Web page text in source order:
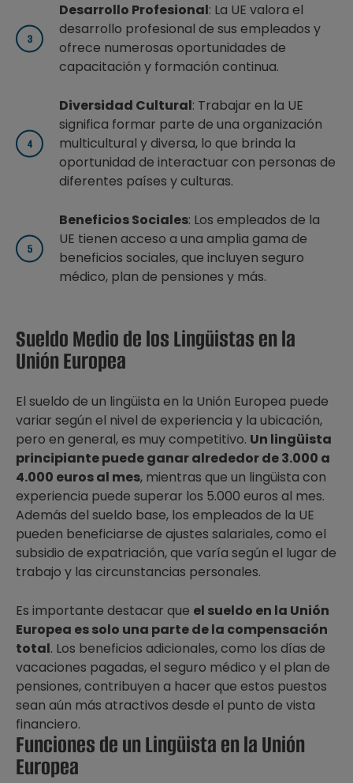
Desarrollo Profesional: La UE valora el
desarrollo profesional de sus empleados y
ofrece numerosas oportunidades de
capacitación y formación continua.
Diversidad Cultural: Trabajar en la UE
significa formar parte de una organización
multicultural y diversa, lo que brinda la
oportunidad de interactuar con personas de
diferentes países y culturas.
Beneficios Sociales: Los empleados de la
UE tienen acceso a una amplia gama de
beneficios sociales, que incluyen seguro
médico, plan de pensiones y más.
Sueldo Medio de los Lingüistas en la
Unión Europea
El sueldo de un lingüista en la Unión Europea puede
variar según el nivel de experiencia y la ubicación,
pero en general, es muy competitivo. Un lingüista
principiante puede ganar alrededor de 3.000 a
4.000 euros al mes, mientras que un lingüista con
experiencia puede superar los 5.000 euros al mes.
Además del sueldo base, los empleados de la UE
pueden beneficiarse de ajustes salariales, como el
subsidio de expatriación, que varía según el lugar de
trabajo y las circunstancias personales.
Es importante destacar que el sueldo en la Unión
Europea es solo una parte de la compensación
total. Los beneficios adicionales, como los días de
vacaciones pagadas, el seguro médico y el plan de
pensiones, contribuyen a hacer que estos puestos
sean aún más atractivos desde el punto de vista
financiero.
Funciones de un Lingüista en la Unión
Europea